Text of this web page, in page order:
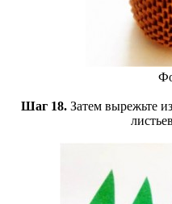
Шаг 18. Затем вырежьте